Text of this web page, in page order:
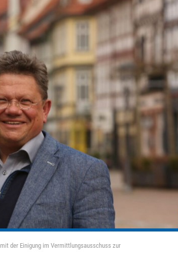
der Einigung im Vermittlungsausschuss zur